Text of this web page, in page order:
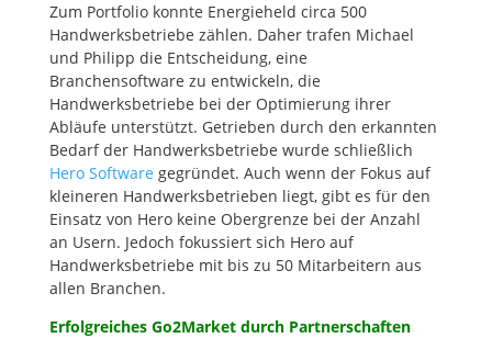
Zum Portfolio konnte Energieheld circa 500
Handwerksbetriebe zählen. Daher trafen Michael
und Philipp die Entscheidung, eine
Branchensoftware zu entwickeln, die
Handwerksbetriebe bei der Optimierung ihrer
Abläufe unterstützt. Getrieben durch den erkannten
Bedarf der Handwerksbetriebe wurde schließlich
Hero Software gegründet. Auch wenn der Fokus auf
kleineren Handwerksbetrieben liegt, gibt es für den
Einsatz von Hero keine Obergrenze bei der Anzahl
an Usern. Jedoch fokussiert sich Hero auf
Handwerksbetriebe mit bis zu 50 Mitarbeitern aus
allen Branchen.
Erfolgreiches Go2Market durch Partnerschaften